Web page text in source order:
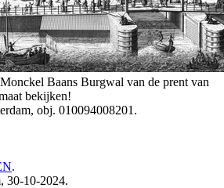
Baans Burgwal van de prent van
bekijken!
obj. 010094008201.
.
30-10-2024.